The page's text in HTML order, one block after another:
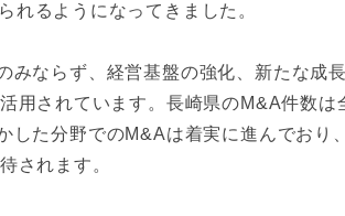
れるようになってきました。
みならず、経営基盤の強化、新たな成
用されています。長崎県のM&A件数は
した分野でのM&Aは着実に進んでおり
されます。